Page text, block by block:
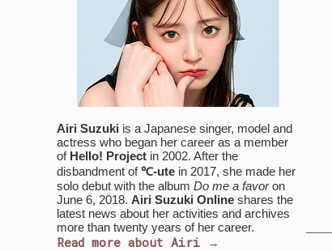
Airi Suzuki is a Japanese singer, model and
actress who began her career as a member
of Hello! Project in 2002. After the
disbandment of℃-utein 2017, she made her
solo debut with the album Do me a favoron
June 6, 2018. Airi Suzuki Onlineshares the
latest news about her activities and archives
more than twenty years of her career.
Read more about Airi →